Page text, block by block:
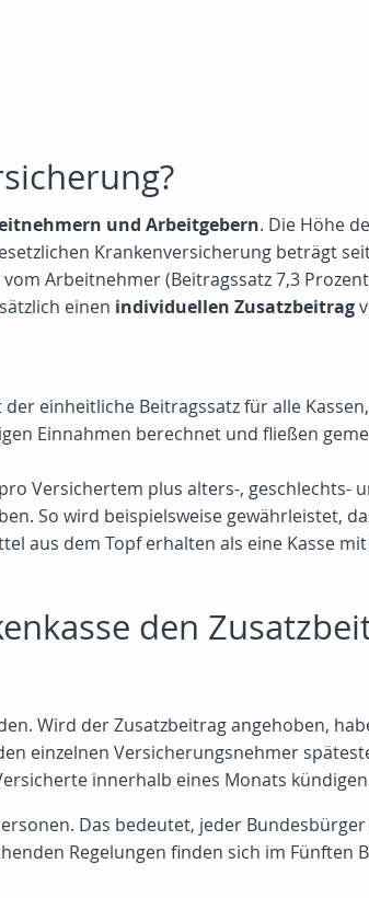
und Arbeitgebern. Die Höhe
Krankenversicherung beträgt
Arbeitnehmer (Beitragssatz 7,3
einen individuellen Zusatzbeitrag
einheitliche Beitragssatz für alle
Einnahmen berechnet und fließen
Versichertem plus alters-, geschlechts-
So wird beispielsweise gewährleistet,
aus dem Topf erhalten als eine Kasse
den
Wird der Zusatzbeitrag angehoben,
einzelnen Versicherungsnehmer
innerhalb eines Monats
Das bedeutet, jeder
Regelungen finden sich im Fünften